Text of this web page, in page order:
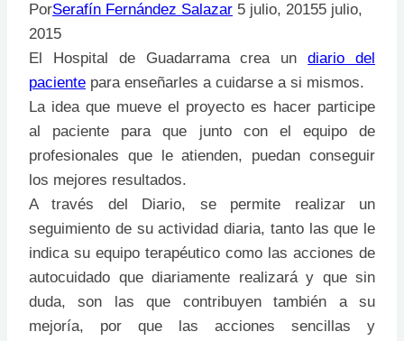
PorSerafín Fernández Salazar 5 julio, 20155 julio,
2015
El Hospital de Guadarrama crea undiario del
paciente para enseñarles a cuidarse a si mismos.
La idea que mueve el proyecto es hacer participe
al paciente para que junto con el equipo de
profesionales que le atienden, puedan conseguir
los mejores resultados.
A través del Diario, se permite realizar un
seguimiento de su actividad diaria, tanto las que le
indica su equipo terapéutico como las acciones de
autocuidado que diariamente realizará y que sin
duda, son las que contribuyen también a su
mejoría, por que las acciones sencillas y